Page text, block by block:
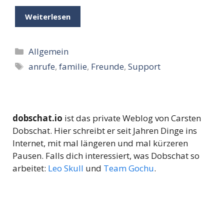
Weiterlesen
Kategorien
Allgemein
Schlagwörter
anrufe,familie, Freunde,Support
dobschat.io ist das private Weblog von Carsten
Dobschat. Hier schreibt er seit Jahren Dinge ins
Internet, mit mal längeren und mal kürzeren
Pausen. Falls dich interessiert, was Dobschat so
arbeitet: Leo Skull und Team Gochu.